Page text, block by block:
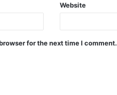
Website
for the next time I comment.